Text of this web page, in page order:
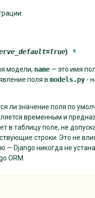
=True) ¶
модели, name — это имя
поля в models.py -
ли значение поля по
временным и
в таблицу поле, не
строки. Это не
Django никогда не
ORM.